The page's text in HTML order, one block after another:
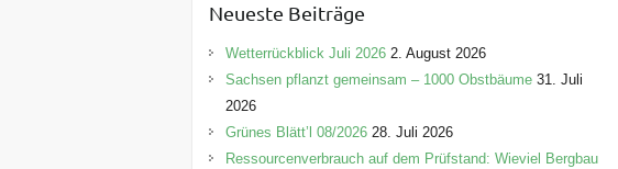
g
o
r
e
n
Neueste Beiträge
Wetterrückblick Juli 2026 2. August 2026
Sachsen pflanzt gemeinsam – 1000 Obstbäume 31. Juli
2026
Grünes Blätt’l 08/2026 28. Juli 2026
Ressourcenverbrauch auf dem Prüfstand: Wieviel Bergbau